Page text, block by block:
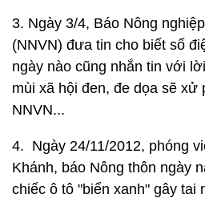
3. Ngày 3/4, Báo Nông
(NNVN) đưa tin cho biết số
ngày nào cũng nhắn tin với
mùi xã hội đen, đe dọa sẽ xử
NNVN...
4. Ngày 24/11/2012, phóng
Khánh, báo Nông thôn ngày
chiếc ô tô "biển xanh" gây tai